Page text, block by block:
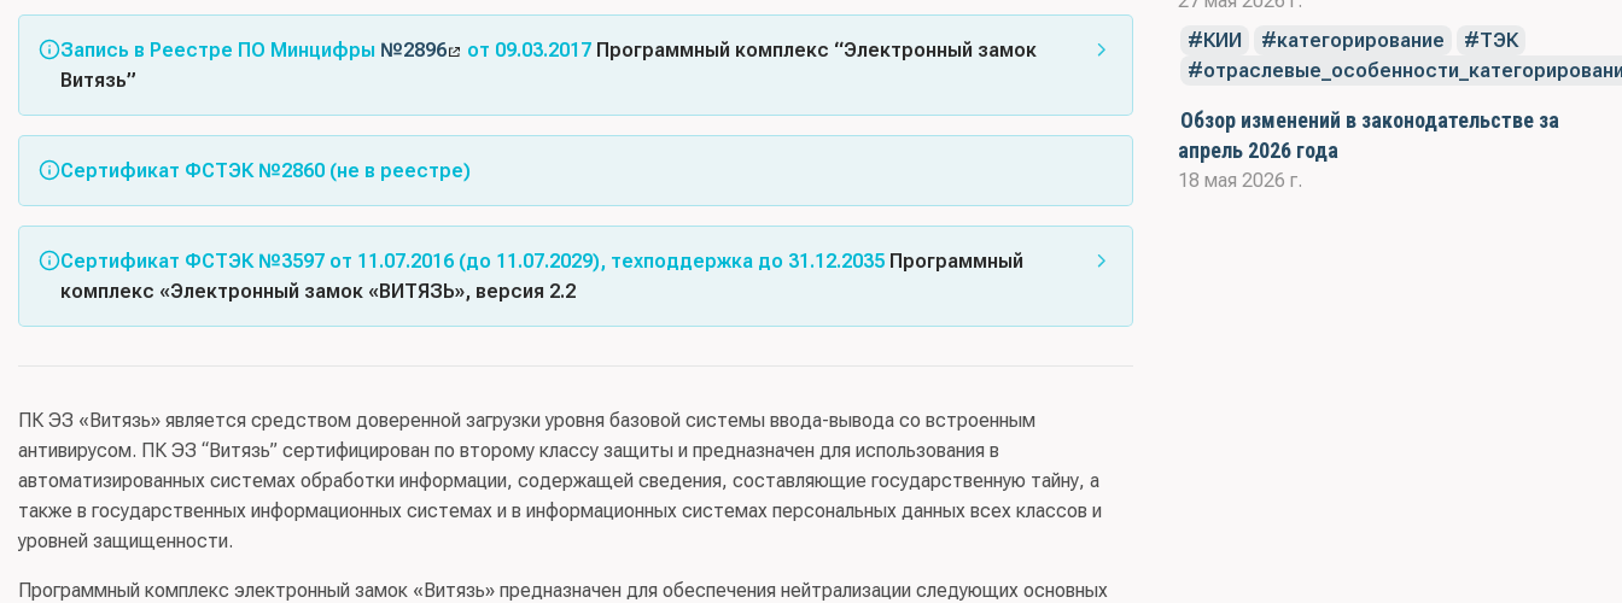
Запись в Реестре ПО Минцифры №2896 от 09.03.2017 Программный комплекс “Электронный замок
Витязь”
Альтернативные названия:Электронный замок Витязь; Доверенная базовая система ввода/вывода Крафтвэй
Класс(ы) ПО:01.01 - BIOS и иное встроенное программное обеспечение (№621)
Код(ы) продукции:58.29.11 Системы операционные на электронном носителе
Правообладатель: ЗАО “Крафтвэй корпорэйшн ПЛС” (ИНН 5018037096)
Сертификат ФСТЭК №2860 (не в реестре)
Сертификат ФСТЭК №3597 от 11.07.2016 (до 11.07.2029), техподдержка до 31.12.2035 Программный
комплекс «Электронный замок «ВИТЯЗЬ», версия 2.2
Схема сертификации:серия, испытательная лаборатория:ЗАО «КЛИО», орган сертификации:ФАУ «ГНИИИ ПТЗИ
ФСТЭК России», заявитель:АО «Крафтвэй корпорэйшн ПЛС»
ИТ-САВЗ-Г2-ПЗ
ПК ЭЗ «Витязь» является средством доверенной загрузки уровня базовой системы ввода-вывода со встроенным
антивирусом. ПК ЭЗ “Витязь” сертифицирован по второму классу защиты и предназначен для использования в
автоматизированных системах обработки информации, содержащей сведения, составляющие государственную тайну, а
также в государственных информационных системах и в информационных системах персональных данных всех классов и
уровней защищенности.
Программный комплекс электронный замок «Витязь» предназначен для обеспечения нейтрализации следующих основных
КИИ
категорирование
ТЭК
Обзор изменений в законодательстве за
апрель 2026 года
18 мая 2026 г.